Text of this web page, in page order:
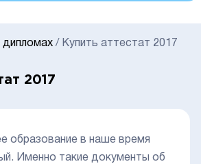
дипломах / Купить аттестат 2017
2017
образование в наше время
Именно такие документы об